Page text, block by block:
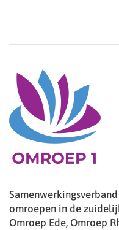
omroepen in de
Omroep Ede, Omroep